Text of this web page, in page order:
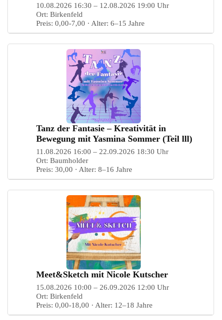
10.08.2026 16:30 – 12.08.2026 19:00 Uhr
Ort: Birkenfeld
Preis: 0,00-7,00 · Alter: 6–15 Jahre
Tanz der Fantasie – Kreativität in
Bewegung mit Yasmina Sommer (Teil lll)
11.08.2026 16:00 – 22.09.2026 18:30 Uhr
Ort: Baumholder
Preis: 30,00 · Alter: 8–16 Jahre
Meet&Sketch mit Nicole Kutscher
15.08.2026 10:00 – 26.09.2026 12:00 Uhr
Ort: Birkenfeld
Preis: 0,00-18,00 · Alter: 12–18 Jahre